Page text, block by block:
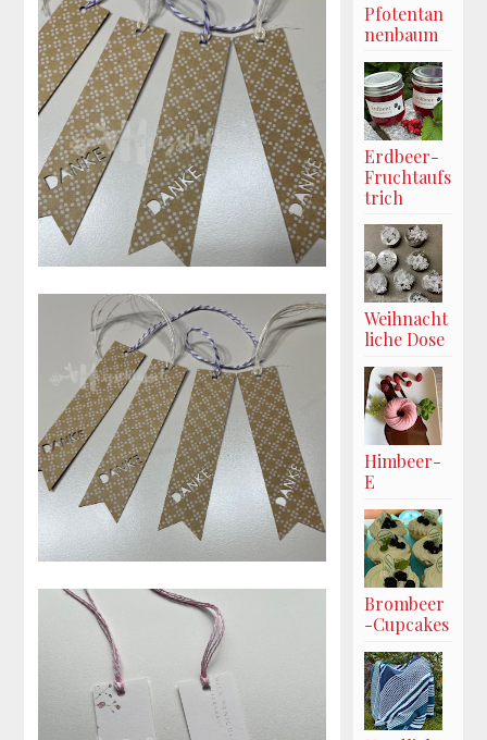
Pfotentan
nenbaum
Erdbeer-
Fruchtaufs
trich
Weihnacht
liche Dose
Himbeer-
E
Brombeer
-Cupcakes